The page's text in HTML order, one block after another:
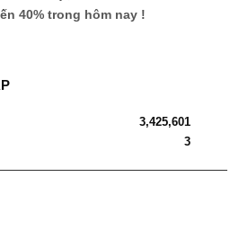
40% trong hôm nay !
3,425,601
3